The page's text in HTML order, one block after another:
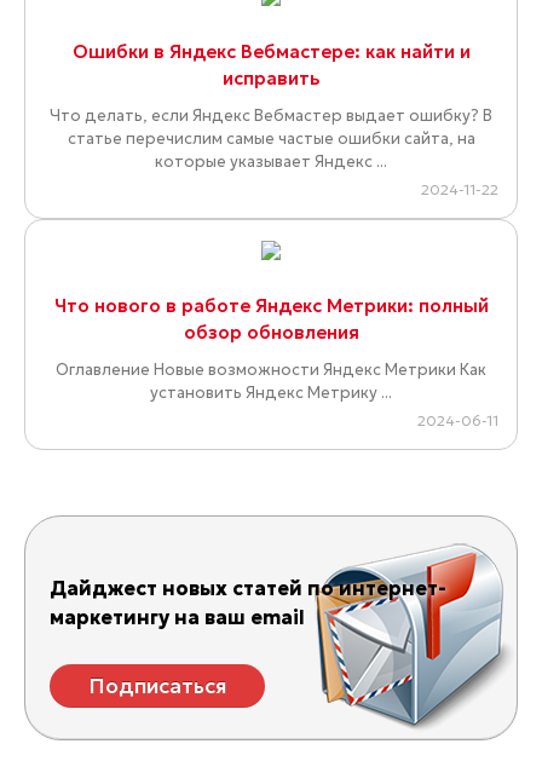
Ошибки в Яндекс Вебмастере: как найти и
исправить
Что делать, если Яндекс Вебмастер выдает ошибку? В
статье перечислим самые частые ошибки сайта, на
которые указывает Яндекс ...
2024-11-22
Что нового в работе Яндекс Метрики: полный
обзор обновления
Оглавление Новые возможности Яндекс Метрики Как
установить Яндекс Метрику ...
2024-06-11
Дайджест новых статей по интернет-
маркетингу на ваш email
Подписаться